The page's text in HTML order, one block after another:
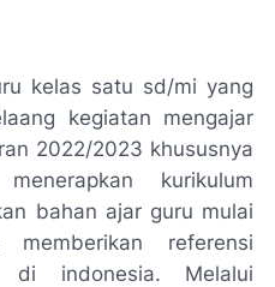
kelas satu sd/mi yang
kegiatan mengajar
2022/2023 khususnya
kurikulum
bahan ajar guru mulai
referensi
di indonesia. Melalui